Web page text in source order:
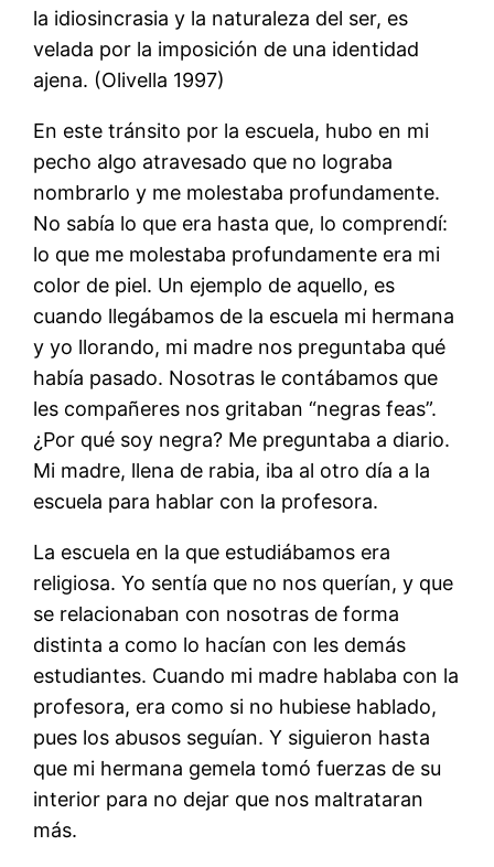
la idiosincrasia y la naturaleza del ser, es
velada por la imposición de una identidad
ajena. (Olivella 1997)
En este tránsito por la escuela, hubo en mi
pecho algo atravesado que no lograba
nombrarlo y me molestaba profundamente.
No sabía lo que era hasta que, lo comprendí:
lo que me molestaba profundamente era mi
color de piel. Un ejemplo de aquello, es
cuando llegábamos de la escuela mi hermana
y yo llorando, mi madre nos preguntaba qué
había pasado. Nosotras le contábamos que
les compañeres nos gritaban “negras feas”.
¿Por qué soy negra? Me preguntaba a diario.
Mi madre, llena de rabia, iba al otro día a la
escuela para hablar con la profesora.
La escuela en la que estudiábamos era
religiosa. Yo sentía que no nos querían, y que
se relacionaban con nosotras de forma
distinta a como lo hacían con les demás
estudiantes. Cuando mi madre hablaba con la
profesora, era como si no hubiese hablado,
pues los abusos seguían. Y siguieron hasta
que mi hermana gemela tomó fuerzas de su
interior para no dejar que nos maltrataran
más.